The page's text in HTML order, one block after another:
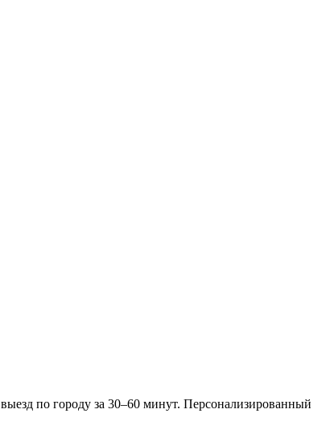
по городу за 30–60 минут. Персонализированный